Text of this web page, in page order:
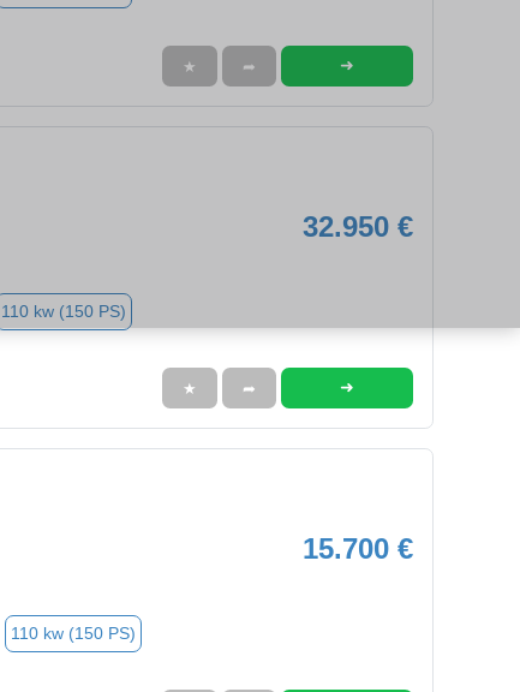
★ ➦ ➜
32.950 €
110 kw (150 PS)
★ ➦ ➜
15.700 €
110 kw (150 PS)